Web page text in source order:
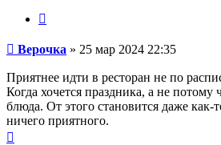
Сообщение
Верочка » 25 мар 2024 22:35
Приятнее идти в ресторан не по
Когда хочется праздника, а не потому
блюда. От этого становится даже как-
ничего приятного.